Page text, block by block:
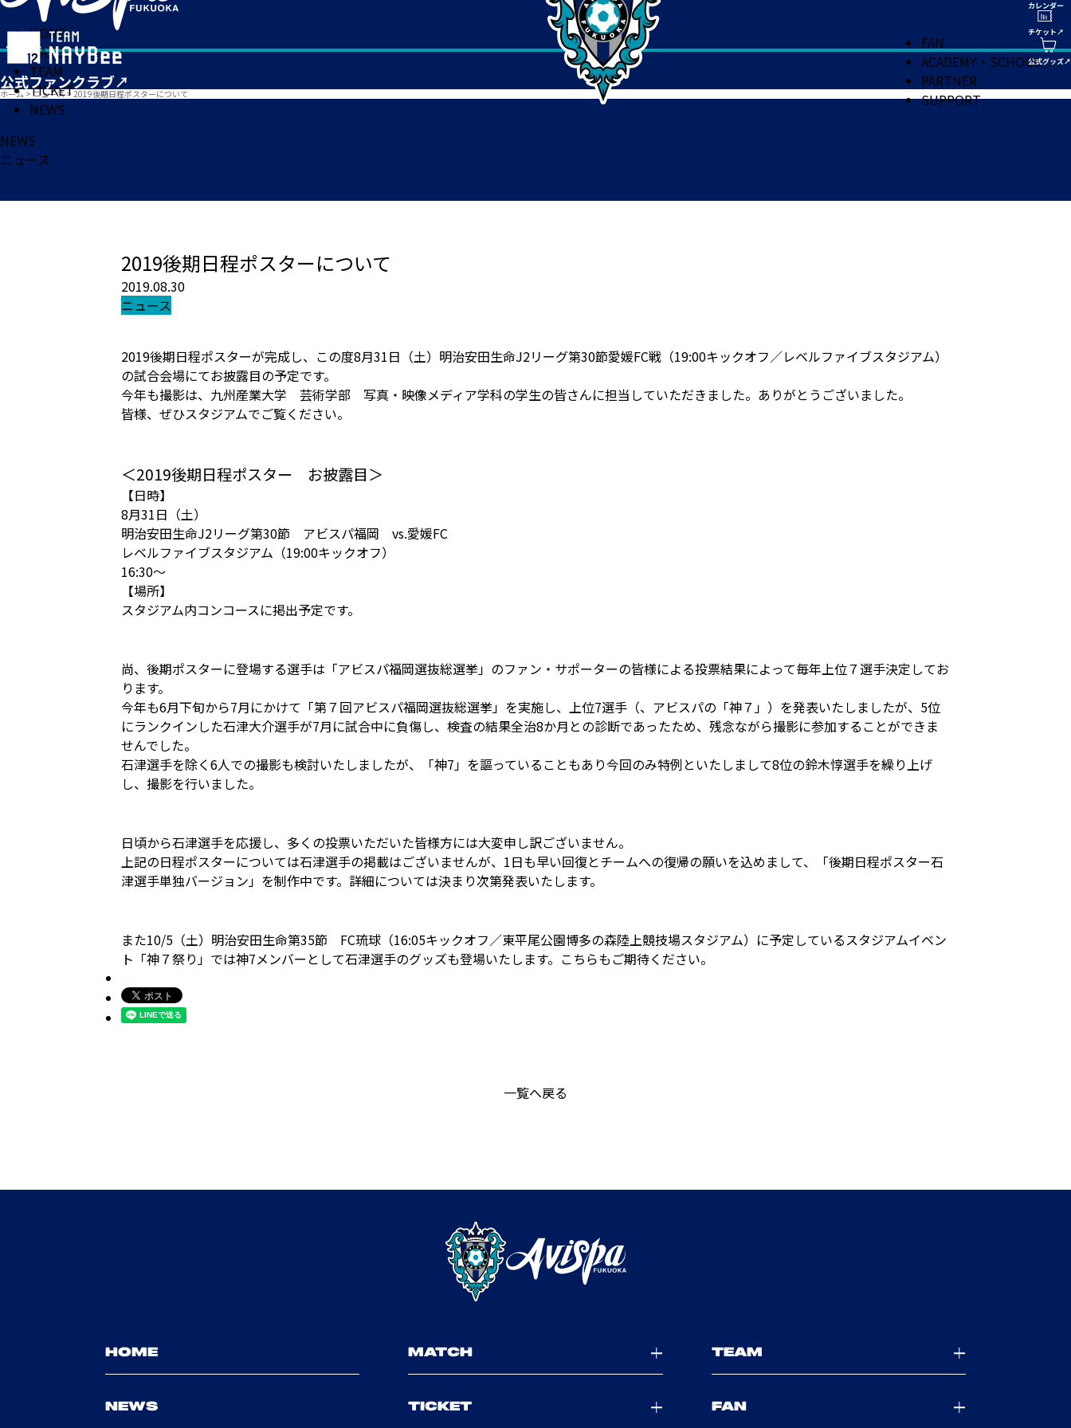
HOME
MATCH
TEAM
TICKET
NEWS
FAN
ACADEMY・SCHOOL
PARTNER
SUPPORT
ホーム > ニュース> 2019後期日程ポスターについて
NEWS
ニュース
2019後期日程ポスターについて
2019.08.30
ニュース
2019後期日程ポスターが完成し、この度8月31日（土）明治安田生命J2リーグ第30節愛媛FC戦（19:00キックオフ／レベルファイブスタジアム）
の試合会場にてお披露目の予定です。
今年も撮影は、九州産業大学 芸術学部 写真・映像メディア学科の学生の皆さんに担当していただきました。ありがとうございました。
皆様、ぜひスタジアムでご覧ください。
＜2019後期日程ポスター お披露目＞
【日時】
8月31日（土）
明治安田生命J2リーグ第30節 アビスパ福岡 vs.愛媛FC
レベルファイブスタジアム（19:00キックオフ）
16:30～
【場所】
スタジアム内コンコースに掲出予定です。
尚、後期ポスターに登場する選手は「アビスパ福岡選抜総選挙」のファン・サポーターの皆様による投票結果によって毎年上位７選手決定してお
ります。
今年も6月下旬から7月にかけて「第７回アビスパ福岡選抜総選挙」を実施し、上位7選手（、アビスパの「神７」）を発表いたしましたが、5位
にランクインした石津大介選手が7月に試合中に負傷し、検査の結果全治8か月との診断であったため、残念ながら撮影に参加することができま
せんでした。
石津選手を除く6人での撮影も検討いたしましたが、「神7」を謳っていることもあり今回のみ特例といたしまして8位の鈴木惇選手を繰り上げ
し、撮影を行いました。
日頃から石津選手を応援し、多くの投票いただいた皆様方には大変申し訳ございません。
上記の日程ポスターについては石津選手の掲載はございませんが、1日も早い回復とチームへの復帰の願いを込めまして、「後期日程ポスター石
津選手単独バージョン」を制作中です。詳細については決まり次第発表いたします。
また10/5（土）明治安田生命第35節 FC琉球（16:05キックオフ／東平尾公園博多の森陸上競技場スタジアム）に予定しているスタジアムイベン
ト「神７祭り」では神7メンバーとして石津選手のグッズも登場いたします。こちらもご期待ください。
一覧へ戻る
HOME MATCH TEAM
NEWS TICKET FAN